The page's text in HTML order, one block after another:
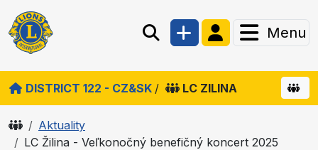
Menu
DISTRICT 122 - CZ&SK / LC ZILINA
Aktuality
LC Žilina - Veľkonočný benefičný koncert 2025